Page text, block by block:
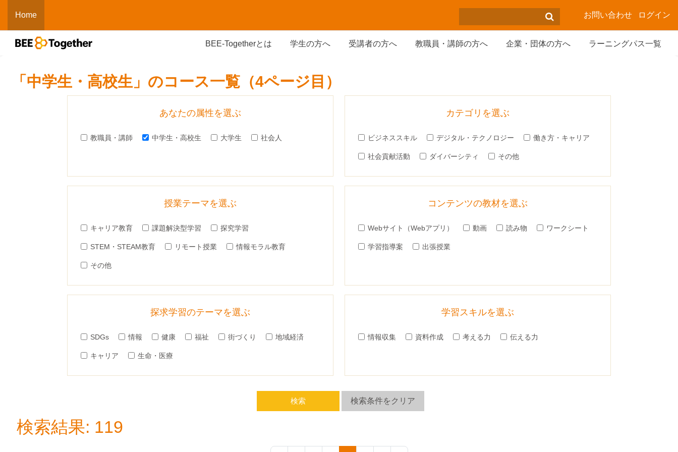
Home
お問い合わせ ログイン
BEE-Togetherとは 学生の方へ 受講者の方へ 教職員・講師の方へ 企業・団体の方へ ラーニングパス一覧
「中学生・高校生」のコース一覧（4ページ目）
あなたの属性を選ぶ
教職員・講師 中学生・高校生 大学生 社会人
カテゴリを選ぶ
ビジネススキル デジタル・テクノロジー 働き方・キャリア
社会貢献活動 ダイバーシティ その他
授業テーマを選ぶ
キャリア教育 課題解決型学習 探究学習
STEM・STEAM教育 リモート授業 情報モラル教育
その他
コンテンツの教材を選ぶ
Webサイト（Webアプリ） 動画 読み物 ワークシート
学習指導案 出張授業
探求学習のテーマを選ぶ
SDGs 情報 健康 福祉 街づくり 地域経済
キャリア 生命・医療
学習スキルを選ぶ
情報収集 資料作成 考える力 伝える力
検索結果: 119